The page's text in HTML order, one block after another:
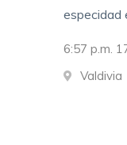
especidad
6:57 p.m.
Valdivia